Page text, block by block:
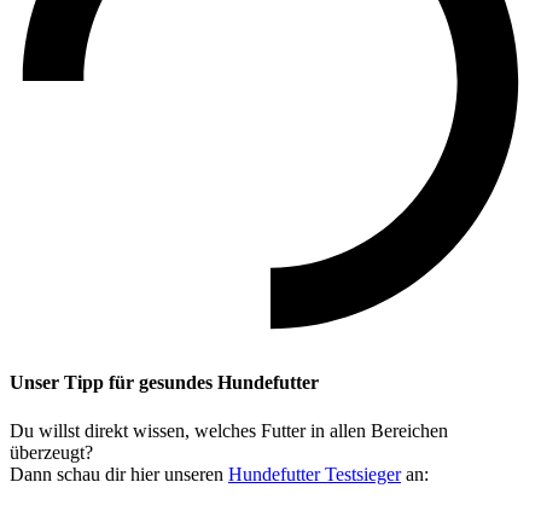
Unser Tipp für gesundes Hundefutter
Du willst direkt wissen, welches Futter in allen Bereichen
überzeugt?
Dann schau dir hier unseren Hundefutter Testsiegeran: